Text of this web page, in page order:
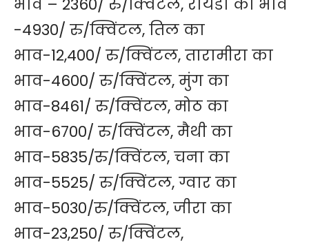
भाव – 2360/ रु/क्विंटल, रायडा का भाव
-4930/ रु/क्विंटल, तिल का
भाव-12,400/ रु/क्विंटल, तारामीरा का
भाव-4600/ रु/क्विंटल, मुंग का
भाव-8461/ रु/क्विंटल, मोठ का
भाव-6700/ रु/क्विंटल, मैथी का
भाव-5835/रु/क्विंटल, चना का
भाव-5525/ रु/क्विंटल, ग्वार का
भाव-5030/रु/क्विंटल, जीरा का
भाव-23,250/ रु/क्विंटल,